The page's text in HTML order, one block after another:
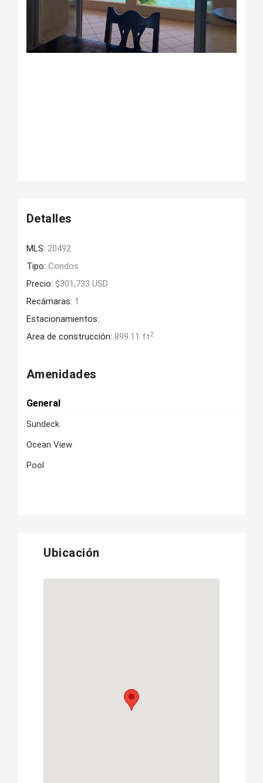
Detalles
MLS: 20492
Tipo: Condos
Precio: $301,733 USD
Recámaras: 1
Estacionamientos:
Area de construcción: 899.11 ft2
Amenidades
General
Sundeck
Ocean View
Pool
Ubicación